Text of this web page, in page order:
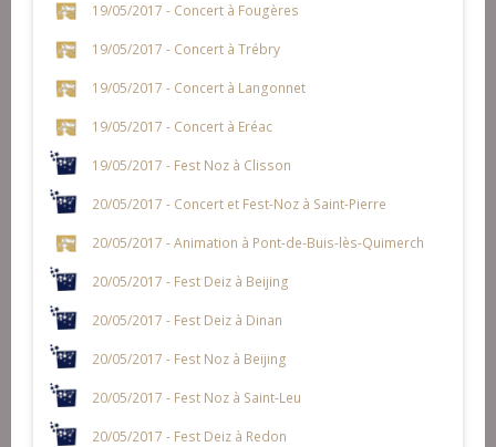
19/05/2017 - Concert à Fougères
19/05/2017 - Concert à Trébry
19/05/2017 - Concert à Langonnet
19/05/2017 - Concert à Eréac
19/05/2017 - Fest Noz à Clisson
20/05/2017 - Concert et Fest-Noz à Saint-Pierre
20/05/2017 - Animation à Pont-de-Buis-lès-Quimerch
20/05/2017 - Fest Deiz à Beijing
20/05/2017 - Fest Deiz à Dinan
20/05/2017 - Fest Noz à Beijing
20/05/2017 - Fest Noz à Saint-Leu
20/05/2017 - Fest Deiz à Redon